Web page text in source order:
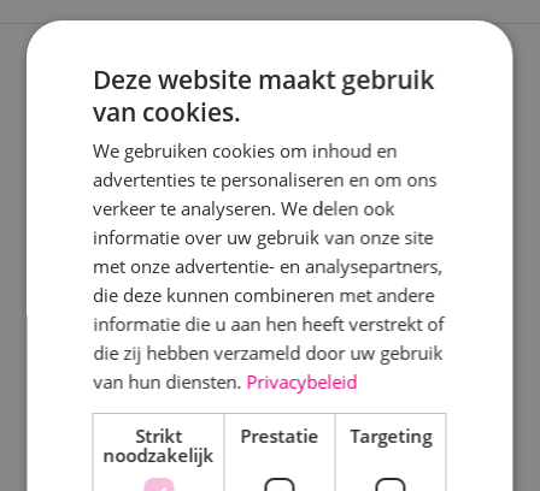
Kaatsheuvel
Sprundel
Specialisme
Beveiligingstechniek
Elektrotechniek
Energietechniek
Staf
Expertises
Verbouwprojecten
Energieneutraal bouwen
Keuringen
Disciplines
Deze website maakt gebruik
van cookies.
We gebruiken cookies om inhoud en
advertenties te personaliseren en om ons
verkeer te analyseren. We delen ook
informatie over uw gebruik van onze site
met onze advertentie- en analysepartners,
die deze kunnen combineren met andere
informatie die u aan hen heeft verstrekt of
die zij hebben verzameld door uw gebruik
van hun diensten. Privacybeleid
Strikt
noodzakelijk
Prestatie Targeting